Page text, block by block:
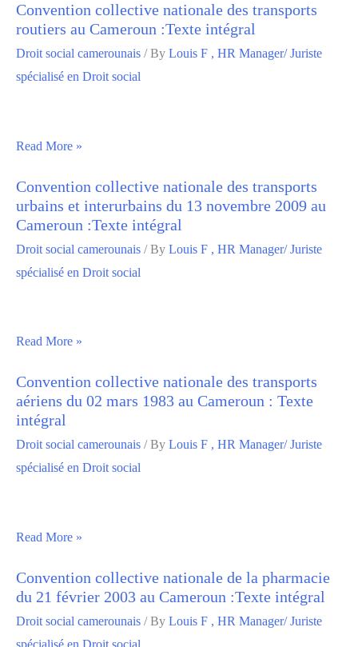
Convention collective nationale des transports
routiers au Cameroun :Texte intégral
Droit social camerounais / By Louis F , HR Manager/ Juriste
spécialisé en Droit social
Read More »
Convention collective nationale des transports
urbains et interurbains du 13 novembre 2009 au
Cameroun :Texte intégral
Droit social camerounais / By Louis F , HR Manager/ Juriste
spécialisé en Droit social
Read More »
Convention collective nationale des transports
aériens du 02 mars 1983 au Cameroun : Texte
intégral
Droit social camerounais / By Louis F , HR Manager/ Juriste
spécialisé en Droit social
Read More »
Convention collective nationale de la pharmacie
du 21 février 2003 au Cameroun :Texte intégral
Droit social camerounais / By Louis F , HR Manager/ Juriste
spécialisé en Droit social